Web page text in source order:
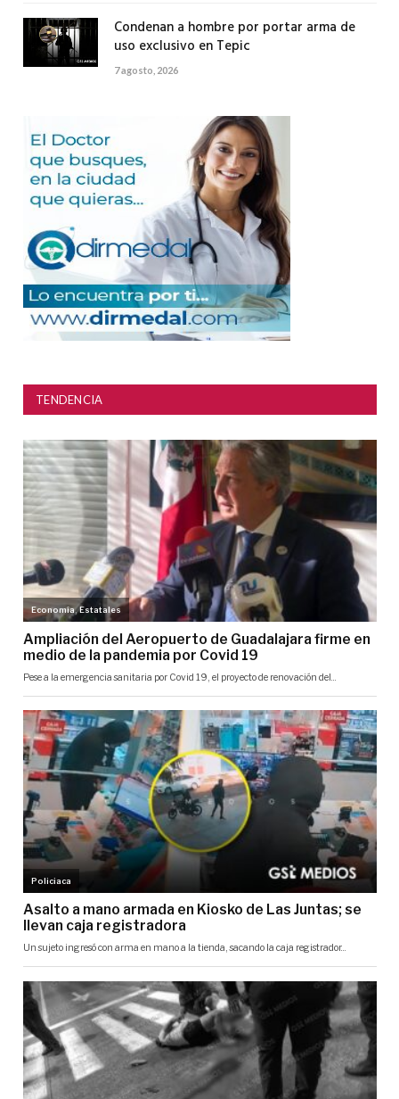
Condenan a hombre por portar arma de
uso exclusivo en Tepic
7 agosto, 2026
TENDENCIA